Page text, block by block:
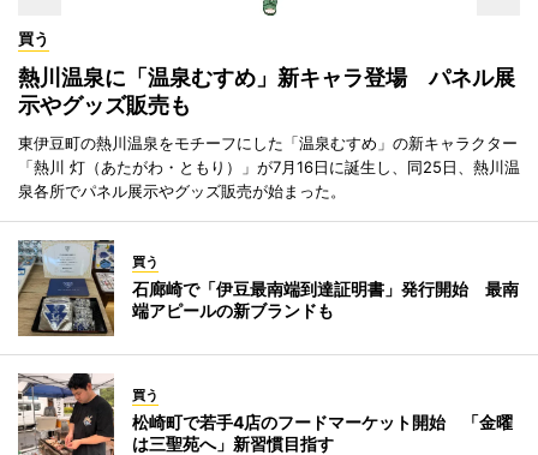
買う
熱川温泉に「温泉むすめ」新キャラ登場 パネル展
示やグッズ販売も
東伊豆町の熱川温泉をモチーフにした「温泉むすめ」の新キャラクター
「熱川 灯（あたがわ・ともり）」が7月16日に誕生し、同25日、熱川温
泉各所でパネル展示やグッズ販売が始まった。
買う
石廊崎で「伊豆最南端到達証明書」発行開始 最南
端アピールの新ブランドも
買う
松崎町で若手4店のフードマーケット開始 「金曜
は三聖苑へ」新習慣目指す